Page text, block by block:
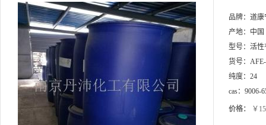
品牌： 道康
产地： 中国
型号： 活性
货号：
纯度： 24
cas： 9006-
价格： ￥